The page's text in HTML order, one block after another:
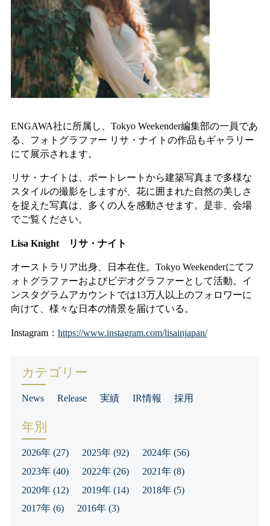
ENGAWA社に所属し、Tokyo Weekender編集部の一員であ
る、フォトグラファー リサ・ナイトの作品もギャラリー
にて展示されます。
リサ・ナイトは、ポートレートから建築写真まで多様な
スタイルの撮影をしますが、花に囲まれた自然の美しさ
を捉えた写真は、多くの人を感動させます。是非、会場
でご覧ください。
Lisa Knight リサ・ナイト
オーストラリア出身、日本在住。Tokyo Weekenderにてフ
ォトグラファーおよびビデオグラファーとして活動。イ
ンスタグラムアカウントでは13万人以上のフォロワーに
向けて、様々な日本の情景を届けている。
Instagram： https://www.instagram.com/lisainjapan/
カテゴリー
News Release 実績 IR情報 採用
年別
2026年 (27) 2025年 (92) 2024年 (56)
2023年 (40) 2022年 (26) 2021年 (8)
2020年 (12) 2019年 (14) 2018年 (5)
2017年 (6) 2016年 (3)